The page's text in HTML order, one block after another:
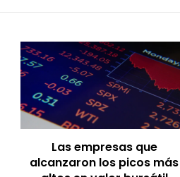
Las empresas que
alcanzaron los picos más